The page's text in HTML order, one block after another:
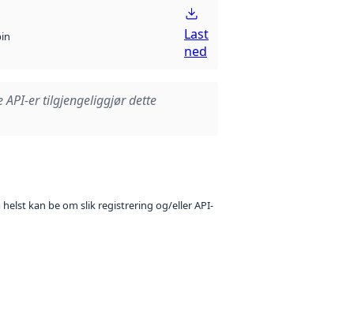
Last
ned
API-er tilgjengeliggjør dette
kan be om slik registrering og/eller API-